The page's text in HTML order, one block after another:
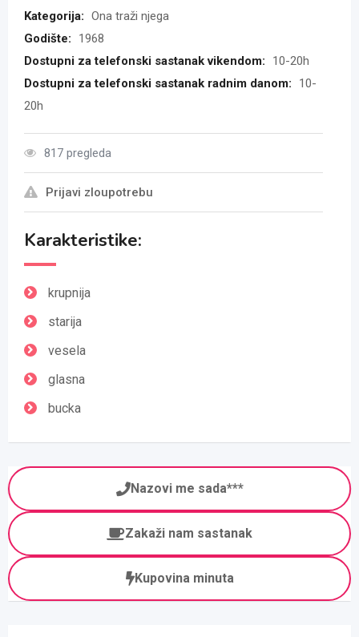
Kategorija: Ona traži njega
Godište:
1968
Dostupni za telefonski sastanak vikendom:
10-20h
Dostupni za telefonski sastanak radnim danom:
10-
20h
817 pregleda
Prijavi zloupotrebu
Karakteristike:
krupnija
starija
vesela
glasna
bucka
Nazovi me sada***
Zakaži nam sastanak
Kupovina minuta